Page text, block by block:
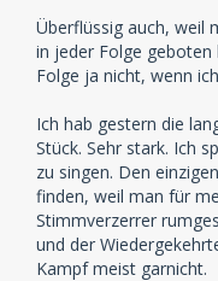
Überflüssig auch, weil
in jeder Folge
Folge ja nicht, wenn
Ich hab gestern die
Stück. Sehr stark. Ich
zu singen. Den
finden, weil man für
Stimmverzerrer
und der
Kampf meist garnicht.